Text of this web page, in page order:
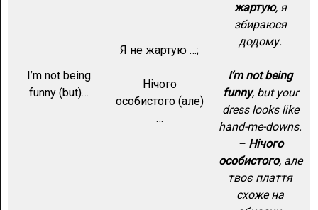
I’m not being
funny (but)…
Я не жартую …;
Нічого
особистого (але)
…
жартую, я
збираюся
додому.
I’m not being
funny, but your
dress looks like
hand-me-downs.
– Нічого
особистого, але
твоє плаття
схоже на